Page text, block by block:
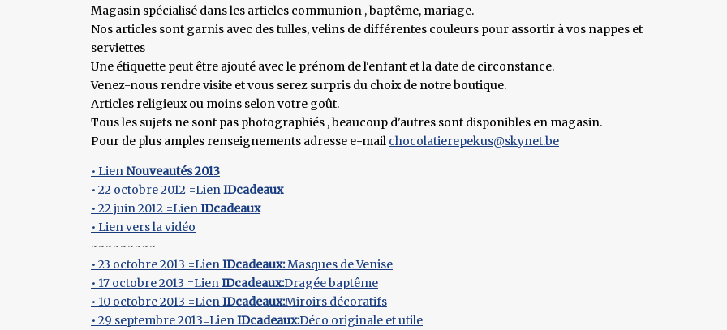
Magasin spécialisé dans les articles communion , baptême, mariage.
Nos articles sont garnis avec des tulles, velins de différentes couleurs pour assortir à vos nappes et
serviettes
Une étiquette peut être ajouté avec le prénom de l'enfant et la date de circonstance.
Venez-nous rendre visite et vous serez surpris du choix de notre boutique.
Articles religieux ou moins selon votre goût.
Tous les sujets ne sont pas photographiés , beaucoup d'autres sont disponibles en magasin.
Pour de plus amples renseignements adresse e-mail chocolatierepekus@skynet.be
• Lien Nouveautés 2013
• 22 octobre 2012 =LienIDcadeaux
• 22 juin 2012 =LienIDcadeaux
• Lien vers la vidéo
~~~~~~~~~
• 23 octobre 2013 =LienIDcadeaux:Masques de Venise
• 17 octobre 2013 =LienIDcadeaux:Dragée baptême
• 10 octobre 2013 =LienIDcadeaux:Miroirs décoratifs
• 29 septembre 2013=LienIDcadeaux:Déco originale et utile